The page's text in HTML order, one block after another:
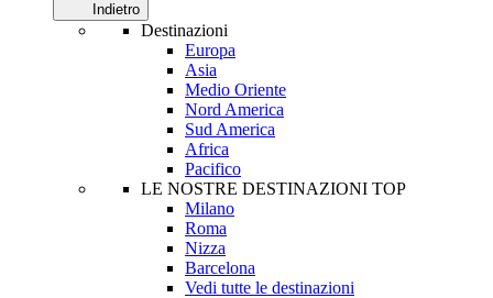
Indietro
Destinazioni
Europa
Asia
Medio Oriente
Nord America
Sud America
Africa
Pacifico
LE NOSTRE DESTINAZIONI TOP
Milano
Roma
Nizza
Barcelona
Vedi tutte le destinazioni